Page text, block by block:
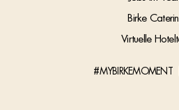
Birke
Virtuelle
#MYBIRKEMOMENT